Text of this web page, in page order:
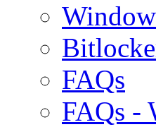
FAQs
FAQs -